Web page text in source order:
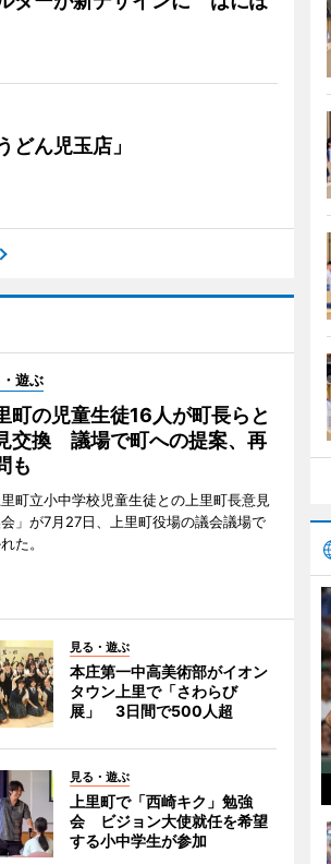
どん児玉店」
遊ぶ
町の児童生徒16人が町長らと
交換 議場で町への提案、再
も
里町立小中学校児童生徒との上里町長意見
」が7月27日、上里町役場の議会議場で
た。
見る・遊ぶ
本庄第一中高美術部がイオン
タウン上里で「さわらび
展」 3日間で500人超
見る・遊ぶ
上里町で「西崎キク」勉強
会 ビジョン大使就任を希望
する小中学生が参加